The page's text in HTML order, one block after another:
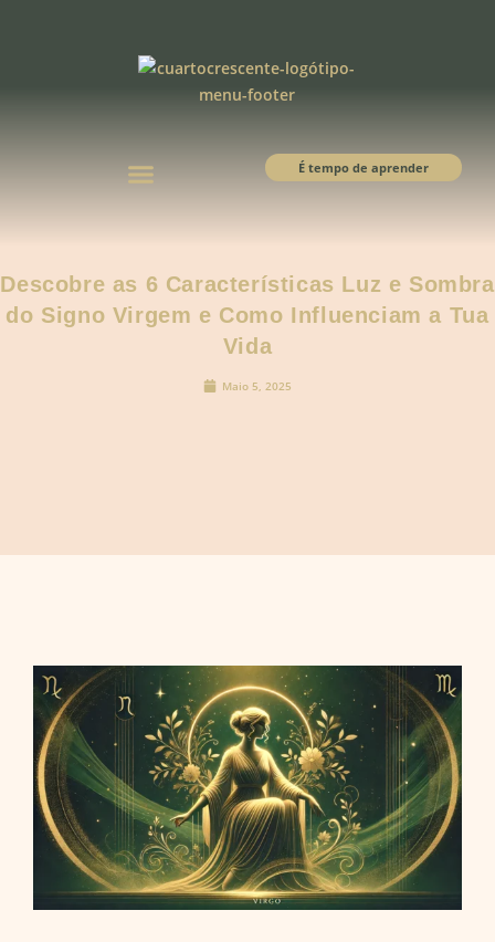
É tempo de aprender
Descobre as 6 Características Luz e Sombra
do Signo Virgem e Como Influenciam a Tua
Vida
Maio 5, 2025